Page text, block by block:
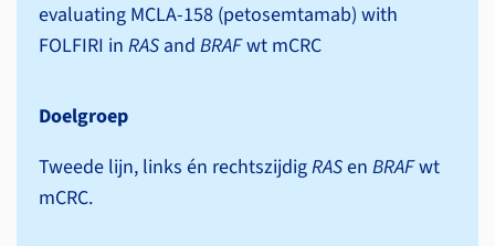
evaluating MCLA-158 (petosemtamab) with
FOLFIRI in RAS and BRAFwt mCRC
Doelgroep
Tweede lijn, links én rechtszijdigRASen BRAFwt
mCRC.